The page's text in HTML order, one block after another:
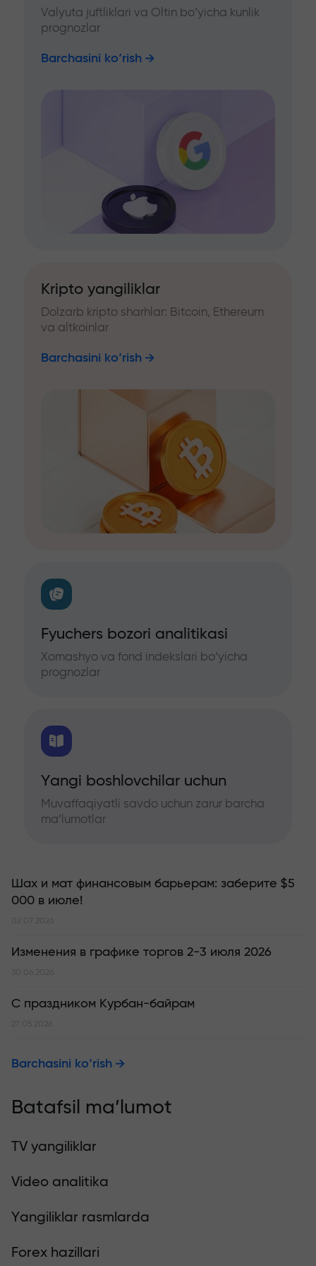
Valyuta juftliklari va Oltin bo‘yicha kunlik
prognozlar
Barchasini ko‘rish
Kripto yangiliklar
Dolzarb kripto sharhlar: Bitcoin, Ethereum
va altkoinlar
Barchasini ko‘rish
Fyuchers bozori analitikasi
Xomashyo va fond indekslari bo‘yicha
prognozlar
Yangi boshlovchilar uchun
Muvaffaqiyatli savdo uchun zarur barcha
ma’lumotlar
Шах и мат финансовым барьерам: заберите $5
000 в июле!
02.07.2026
Изменения в графике торгов 2-3 июля 2026
30.06.2026
С праздником Курбан-байрам
27.05.2026
Barchasini ko‘rish
Batafsil ma’lumot
TV yangiliklar
Video analitika
Yangiliklar rasmlarda
Forex hazillari